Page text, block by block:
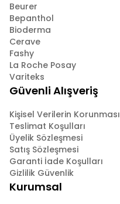
Beurer
Bepanthol
Bioderma
Cerave
Fashy
La Roche Posay
Variteks
Güvenli Alışveriş
Kişisel Verilerin Korunması
Teslimat Koşulları
Üyelik Sözleşmesi
Satış Sözleşmesi
Garanti İade Koşulları
Gizlilik Güvenlik
Kurumsal